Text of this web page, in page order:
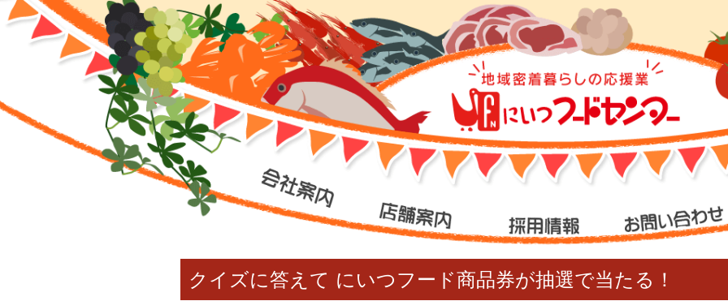
クイズに答えて にいつフード商品券が抽選で当たる！